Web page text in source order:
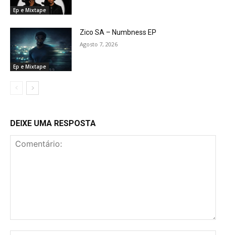
Ep e Mixtape
Ep e Mixtape
Zico SA – Numbness EP
Agosto 7, 2026
DEIXE UMA RESPOSTA